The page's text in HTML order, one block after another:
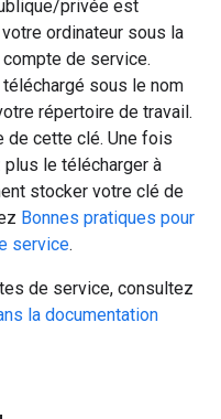
privée est
ordinateur sous la
de service.
sous le nom
répertoire de travail.
de cette clé. Une fois
le télécharger à
stocker votre clé de
Bonnes pratiques pour
service.
de service, consultez
la documentation